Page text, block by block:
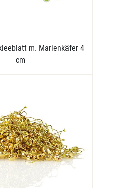
m. Marienkäfer 4
cm